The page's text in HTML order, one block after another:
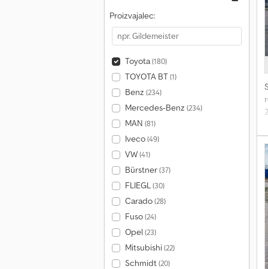
Proizvajalec:
Toyota(180)
TOYOTA BT(1)
Benz (234)
Mercedes-Benz (234)
MAN (81)
Iveco(49)
VW(41)
Bürstner(37)
FLIEGL(30)
Carado(28)
Fuso(24)
Opel (23)
Mitsubishi(22)
Schmidt(20)